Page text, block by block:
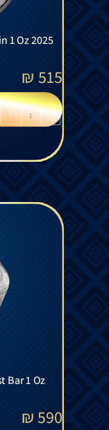
1 Oz 2025
515
₪
-
+
Bar 1 Oz
590
₪